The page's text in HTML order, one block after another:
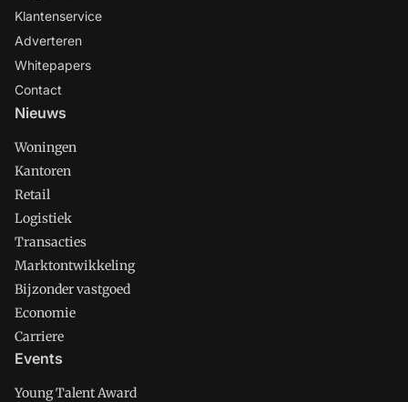
Klantenservice
Adverteren
Whitepapers
Contact
Nieuws
Woningen
Kantoren
Retail
Logistiek
Transacties
Marktontwikkeling
Bijzonder vastgoed
Economie
Carriere
Events
Young Talent Award